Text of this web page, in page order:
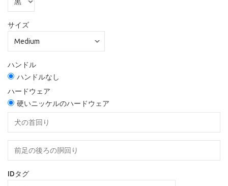
サイズ
ハンドル
ハンドルなし
ハードウェア
硬いニッケルのハードウェア
IDタグ